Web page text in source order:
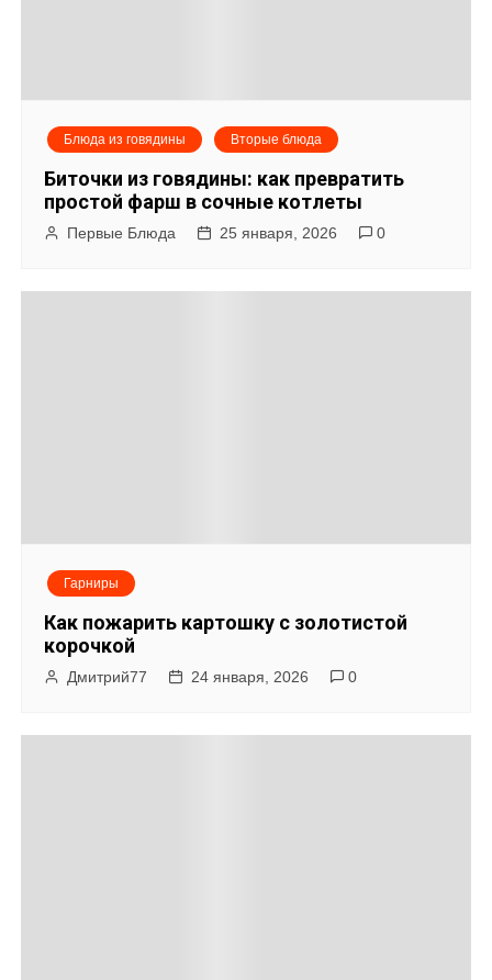
м
Блюда из говядины Вторые блюда
Биточки из говядины: как превратить
простой фарш в сочные котлеты
Первые Блюда 25 января, 2026 0
Гарниры
Как пожарить картошку с золотистой
корочкой
Дмитрий77 24 января, 2026 0